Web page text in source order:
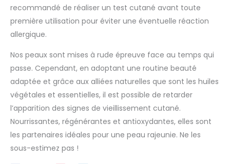
recommandé de réaliser un test cutané avant toute
première utilisation pour éviter une éventuelle réaction
allergique.
Nos peaux sont mises à rude épreuve face au temps qui
passe. Cependant, en adoptant une routine beauté
adaptée et grâce aux alliées naturelles que sont les huiles
végétales et essentielles, il est possible de retarder
l’apparition des signes de vieillissement cutané.
Nourrissantes, régénérantes et antioxydantes, elles sont
les partenaires idéales pour une peau rajeunie. Ne les
sous-estimez pas !